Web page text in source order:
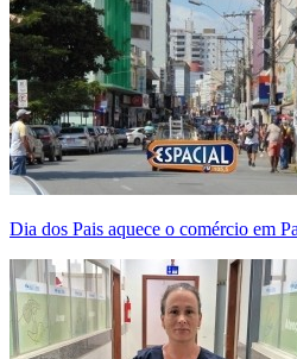
Dia dos Pais aquece o comércio em